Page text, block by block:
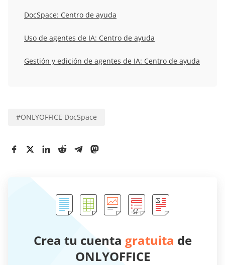
DocSpace: Centro de ayuda
Uso de agentes de IA: Centro de ayuda
Gestión y edición de agentes de IA: Centro de ayuda
#ONLYOFFICE DocSpace
Crea tu cuenta gratuita de
ONLYOFFICE